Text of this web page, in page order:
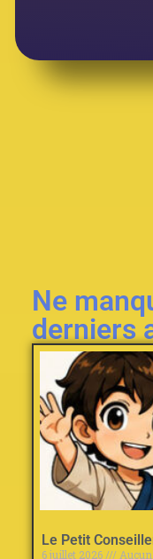
Ne
derniers
Le Petit
6 juillet 2026